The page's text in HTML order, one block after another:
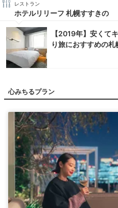
レストラン
ホテルリリーフ 札幌すすきの
【2019年】安くて
り旅におすすめの
心みちるプラン